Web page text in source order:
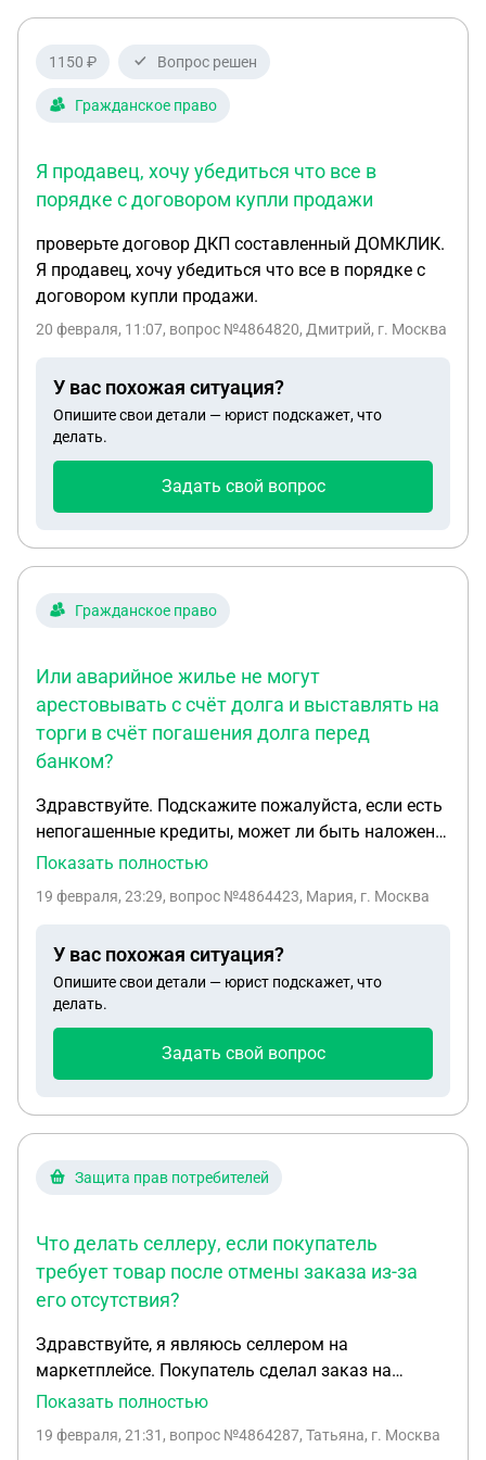
пригрозили налоговой. У меня следующие
разделить ответственность? 2. Получается я как
собственник должна отвечать за свои
проводки? 4. Могу ли я ук ответить, что своими
силами почищу подъезд или ждать решения суда
восстанавливать подъезд. 5. Могут ли
арендаторы попросить возместить им сгоревшую
технику? 6. Нужно ли оплачивать аренду/залог
арендаторам, если они выплачиваются при
независимая экспертиза о перегрузке
напряжения техникой разделить
ответственность?
1150 ₽ Вопрос решен
Гражданское право
Я продавец, хочу убедиться что все в
порядке с договором купли продажи
проверьте договор ДКП составленный ДОМКЛИК.
Я продавец, хочу убедиться что все в порядке с
договором купли продажи.
20 февраля, 11:07, вопрос №4864820, Дмитрий, г. Москва
У вас похожая ситуация?
Опишите свои детали — юрист подскажет, что
делать.
Задать свой вопрос
Гражданское право
Или аварийное жилье не могут
арестовывать с счёт долга и выставлять на
торги в счёт погашения долга перед
банком?
Здравствуйте. Подскажите пожалуйста, если есть
непогашенные кредиты, может ли быть наложен
арест и выставлено на торги жилье которое
могут арестовывать с счёт долга и выставлять на
Показать полностью
19 февраля, 23:29, вопрос №4864423, Мария, г. Москва
У вас похожая ситуация?
Опишите свои детали — юрист подскажет, что
делать.
Задать свой вопрос
Защита прав потребителей
Что делать селлеру, если покупатель
требует товар после отмены заказа из-за
его отсутствия?
Здравствуйте, я являюсь селлером на
маркетплейсе. Покупатель сделал заказ на
500руб и оплатил (запчасть для снегоуборщика) К
отменить заказ в одностороннем порядке,
Показать полностью
19 февраля, 21:31 , вопрос №4864287, Татьяна, г. Москва